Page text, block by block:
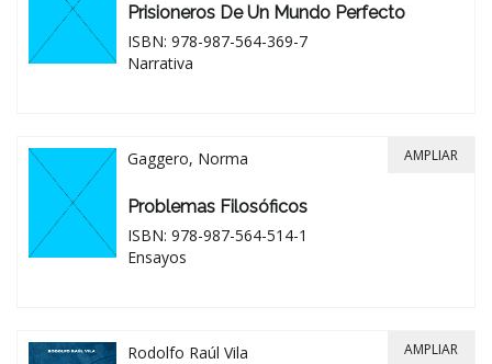
Prisioneros De Un Mundo Perfecto
ISBN: 978-987-564-369-7
Narrativa
Gaggero, Norma
Problemas Filosóficos
ISBN: 978-987-564-514-1
Ensayos
AMPLIAR
Rodolfo Raúl Vila AMPLIAR